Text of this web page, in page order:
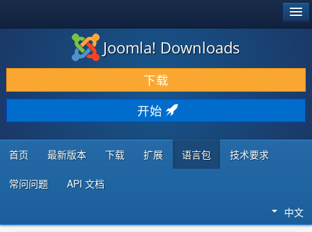
下载 & 扩展
发现 & 学习
社区 & 支持
开发者资源
Joomla! Downloads
下载
开始
首页 最新版本 下载 扩展 语言包 技术要求
常问问题 API 文档
中文